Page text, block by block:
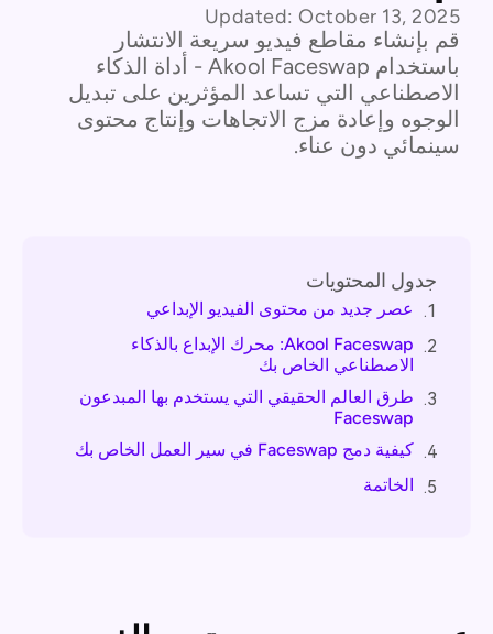
Updated: October 13, 2025
قم بإنشاء مقاطع فيديو سريعة الانتشار
باستخدام Akool Faceswap - أداة الذكاء
الاصطناعي التي تساعد المؤثرين على تبديل
الوجوه وإعادة مزج الاتجاهات وإنتاج محتوى
سينمائي دون عناء.
جدول المحتويات
1.
عصر جديد من محتوى الفيديو الإبداعي
2.
Akool Faceswap: محرك الإبداع بالذكاء
الاصطناعي الخاص بك
3.
طرق العالم الحقيقي التي يستخدم بها المبدعون
Faceswap
4.
كيفية دمج Faceswap في سير العمل الخاص بك
5.
الخاتمة